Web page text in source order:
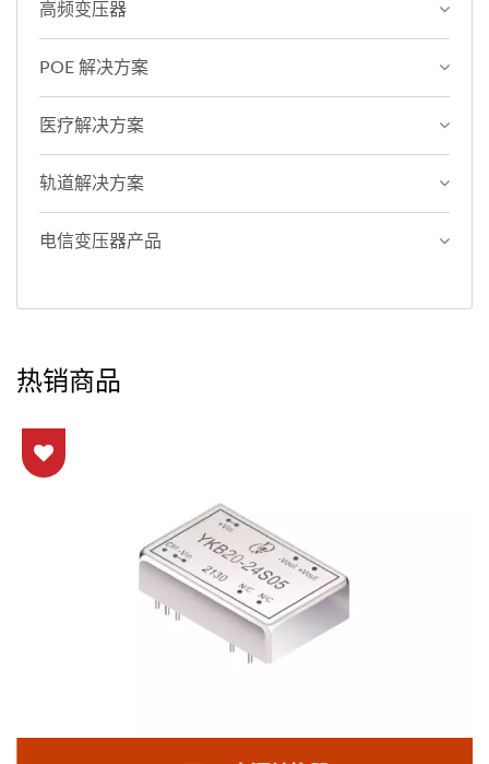
高频变压器
POE 解决方案
医疗解决方案
轨道解决方案
电信变压器产品
热销商品